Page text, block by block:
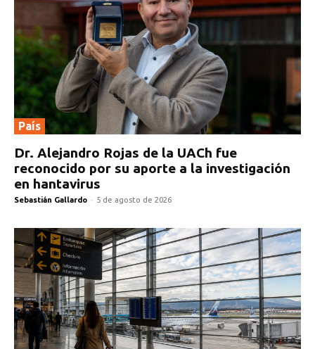
País
Dr. Alejandro Rojas de la UACh fue
reconocido por su aporte a la investigación
en hantavirus
Sebastián Gallardo - 5 de agosto de 2026